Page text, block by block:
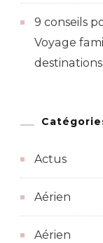
9 conseils
Voyage
Actus
Aérien
Aérien